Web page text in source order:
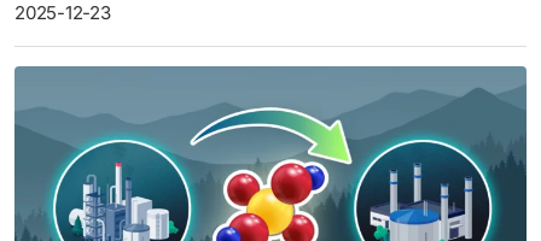
2025-12-23